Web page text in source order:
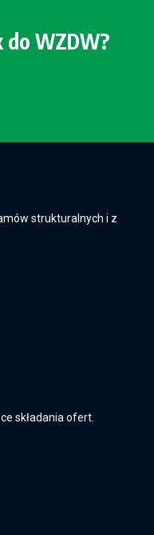
do WZDW?
strukturalnych i z
składania ofert.